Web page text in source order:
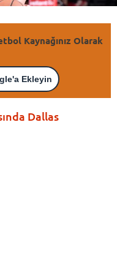
Kaynağınız Olarak
Ekleyin
Dallas